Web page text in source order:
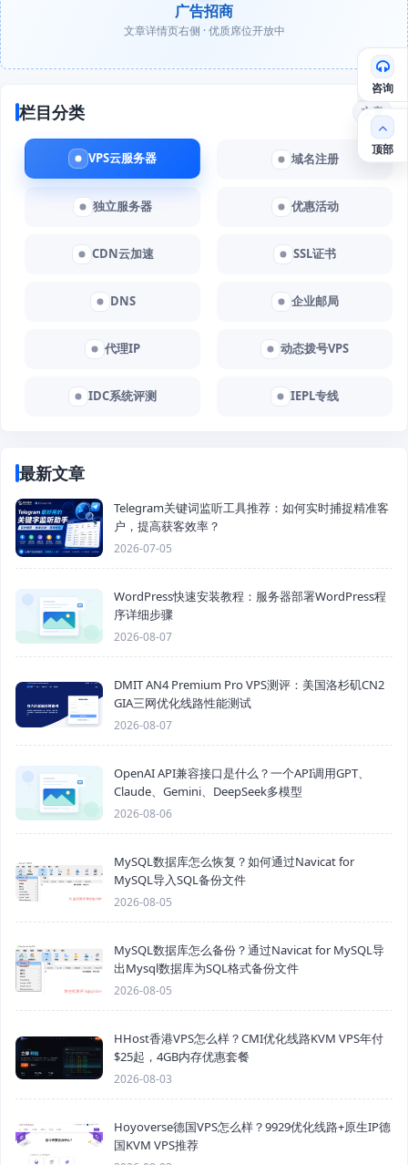
广告招商
文章详情页右侧 · 优质席位开放中
栏目分类 文章
VPS云服务器 域名注册
独立服务器 优惠活动
CDN云加速 SSL证书
DNS 企业邮局
代理IP 动态拨号VPS
IDC系统评测 IEPL专线
最新文章
Telegram关键词监听工具推荐：如何实时捕捉精准客
户，提高获客效率？
2026-07-05
WordPress快速安装教程：服务器部署WordPress程
序详细步骤
2026-08-07
DMIT AN4 Premium Pro VPS测评：美国洛杉矶CN2
GIA三网优化线路性能测试
2026-08-07
OpenAI API兼容接口是什么？一个API调用GPT、
Claude、Gemini、DeepSeek多模型
2026-08-06
MySQL数据库怎么恢复？如何通过Navicat for
MySQL导入SQL备份文件
2026-08-05
MySQL数据库怎么备份？通过Navicat for MySQL导
出Mysql数据库为SQL格式备份文件
2026-08-05
HHost香港VPS怎么样？CMI优化线路KVM VPS年付
$25起，4GB内存优惠套餐
2026-08-03
Hoyoverse德国VPS怎么样？9929优化线路+原生IP德
国KVM VPS推荐
咨询
顶部